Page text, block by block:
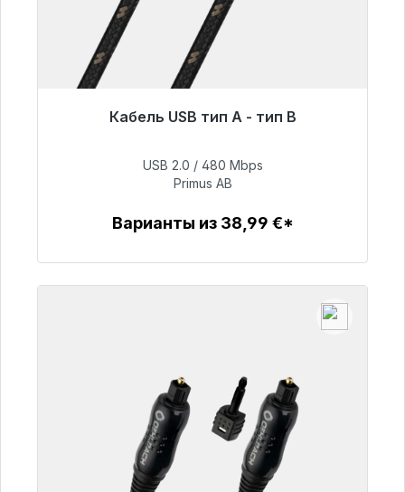
Кабель USB тип A - тип B
Готовы к немедленной отправке, срок
76,99 €
USB 2.0 / 480 Mbps
Primus AB
Варианты из 38,99 €*